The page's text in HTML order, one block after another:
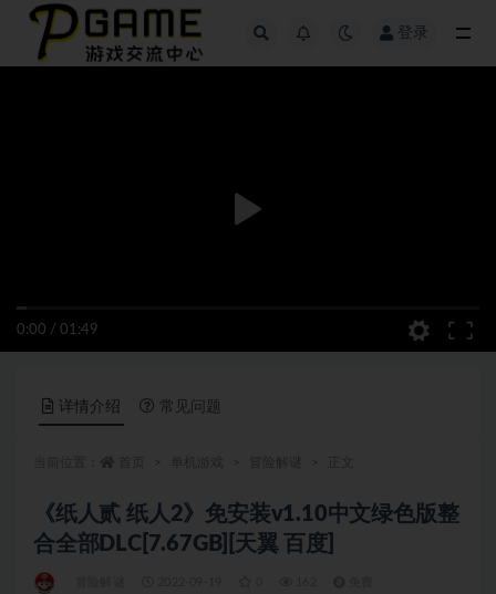
登录
0:00 / 01:49
详情介绍 常见问题
《纸人贰 纸人2》免安装v1.10中文绿色版整
合全部DLC[7.67GB][天翼 百度]
全部